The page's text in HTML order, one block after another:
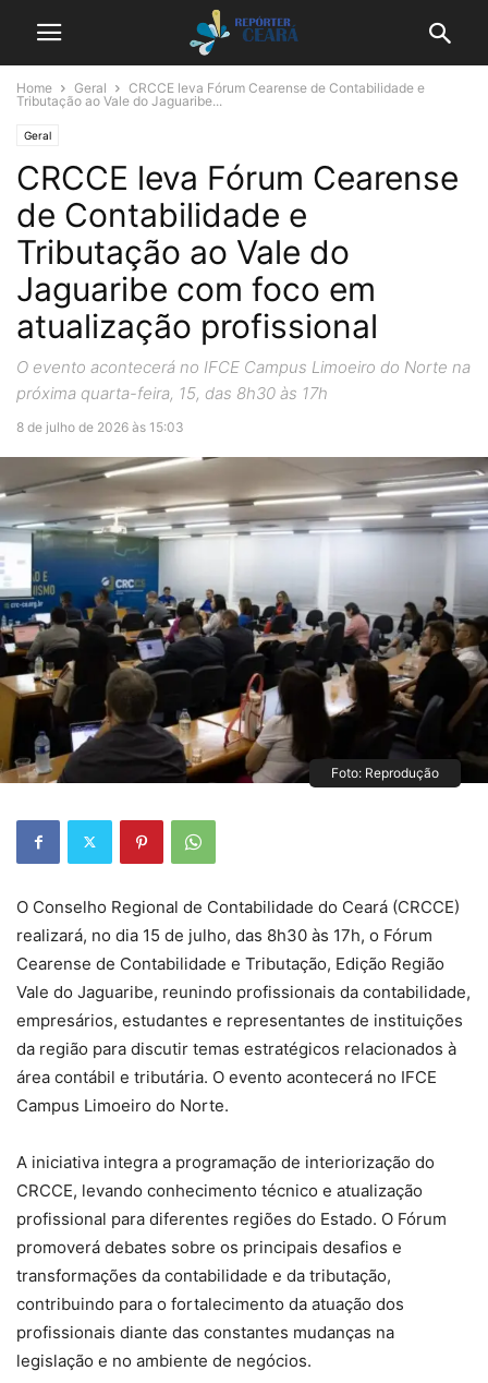
Home Geral
CRCCE leva Fórum Cearense de Contabilidade e
Tributação ao Vale do Jaguaribe...
Geral
CRCCE leva Fórum Cearense
de Contabilidade e
Tributação ao Vale do
Jaguaribe com foco em
atualização profissional
O evento acontecerá no IFCE Campus Limoeiro do Norte na
próxima quarta-feira, 15, das 8h30 às 17h
8 de julho de 2026 às 15:03
Foto: Reprodução
O Conselho Regional de Contabilidade do Ceará (CRCCE)
realizará, no dia 15 de julho, das 8h30 às 17h, o Fórum
Cearense de Contabilidade e Tributação, Edição Região
Vale do Jaguaribe, reunindo profissionais da contabilidade,
empresários, estudantes e representantes de instituições
da região para discutir temas estratégicos relacionados à
área contábil e tributária. O evento acontecerá no IFCE
Campus Limoeiro do Norte.
A iniciativa integra a programação de interiorização do
CRCCE, levando conhecimento técnico e atualização
profissional para diferentes regiões do Estado. O Fórum
promoverá debates sobre os principais desafios e
transformações da contabilidade e da tributação,
contribuindo para o fortalecimento da atuação dos
profissionais diante das constantes mudanças na
legislação e no ambiente de negócios.